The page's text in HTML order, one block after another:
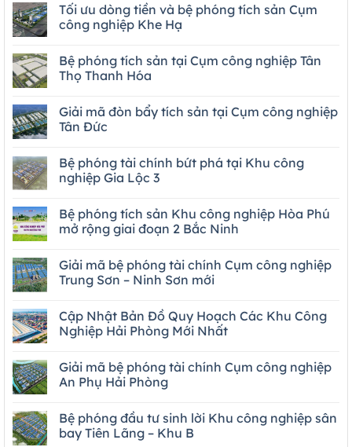
Tối ưu dòng tiền và bệ phóng tích sản Cụm
công nghiệp Khe Hạ
Bệ phóng tích sản tại Cụm công nghiệp Tân
Thọ Thanh Hóa
Giải mã đòn bẩy tích sản tại Cụm công nghiệp
Tân Đức
Bệ phóng tài chính bứt phá tại Khu công
nghiệp Gia Lộc 3
Bệ phóng tích sản Khu công nghiệp Hòa Phú
mở rộng giai đoạn 2 Bắc Ninh
Giải mã bệ phóng tài chính Cụm công nghiệp
Trung Sơn – Ninh Sơn mới
Cập Nhật Bản Đồ Quy Hoạch Các Khu Công
Nghiệp Hải Phòng Mới Nhất
Giải mã bệ phóng tài chính Cụm công nghiệp
An Phụ Hải Phòng
Bệ phóng đầu tư sinh lời Khu công nghiệp sân
bay Tiên Lãng – Khu B